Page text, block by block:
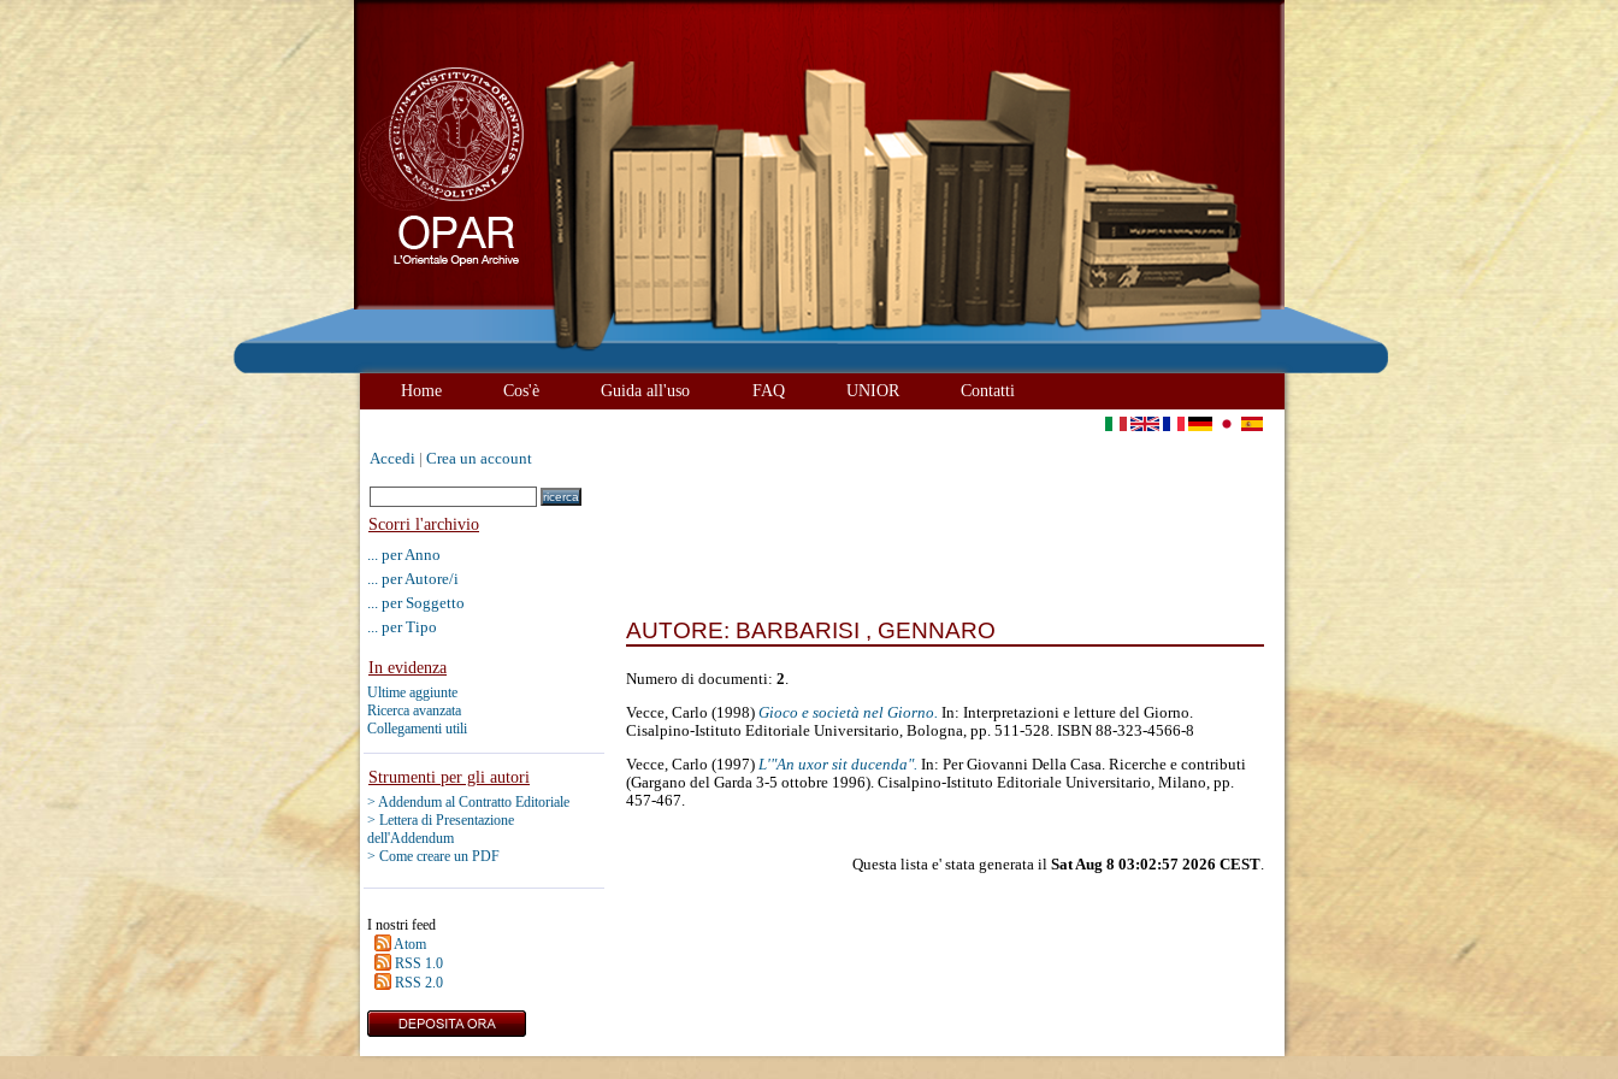
Home Cos'è Guida all'uso FAQ UNIOR Contatti
Accedi Crea un account
Scorri l'archivio
... per Anno
... per Autore/i
... per Soggetto
... per Tipo
In evidenza
Ultime aggiunte
Ricerca avanzata
Collegamenti utili
Strumenti per gli autori
> Addendum al Contratto Editoriale
> Lettera di Presentazione
dell'Addendum
> Come creare un PDF
I nostri feed
Atom
RSS 1.0
RSS 2.0
AUTORE: BARBARISI , GENNARO
Numero di documenti: 2.
Vecce, Carlo (1998) Gioco e società nel Giorno. In: Interpretazioni e letture del Giorno.
Cisalpino-Istituto Editoriale Universitario, Bologna, pp. 511-528. ISBN 88-323-4566-8
Vecce, Carlo (1997) L'"An uxor sit ducenda". In: Per Giovanni Della Casa. Ricerche e contributi
(Gargano del Garda 3-5 ottobre 1996). Cisalpino-Istituto Editoriale Universitario, Milano, pp.
457-467.
Questa lista e' stata generata il Sat Aug 8 03:02:57 2026 CEST.